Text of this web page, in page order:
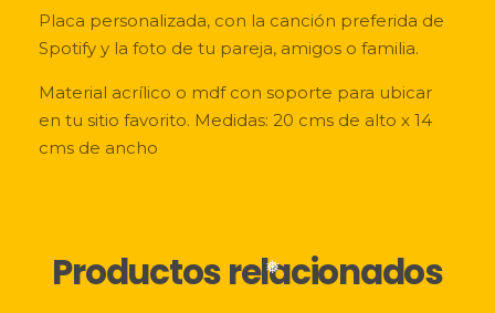
Placa personalizada, con la canción preferida de
Spotify y la foto de tu pareja, amigos o familia.
Material acrílico o mdf con soporte para ubicar
en tu sitio favorito. Medidas: 20 cms de alto x 14
cms de ancho
Productos relacionados
❅
❅